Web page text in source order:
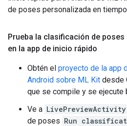
de poses personalizada en
Prueba la clasificación de
en la app de inicio rápido
Obtén el proyecto de la app
Android sobre ML Kit desde
que se compile y se ejecute
Ve a LivePreviewActivity
de poses Run